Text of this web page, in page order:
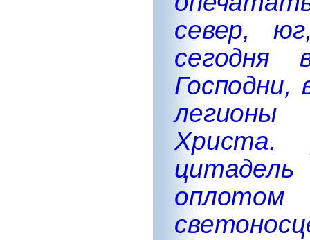
север,
сегодня
Господни,
легионы
оплотом